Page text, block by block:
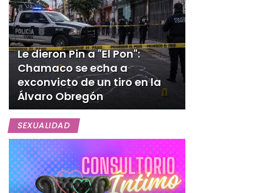
Le dieron Pin a "El Pon":
Chamaco se echa a
exconvicto de un tiro en la
Álvaro Obregón
SEXUALIDAD